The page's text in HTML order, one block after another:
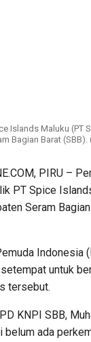
Islands Maluku (PT
Bagian Barat
PIRU –
PT Spice
Seram
Indonesia
untuk
tersebut.
KNPI SBB,
belum ada